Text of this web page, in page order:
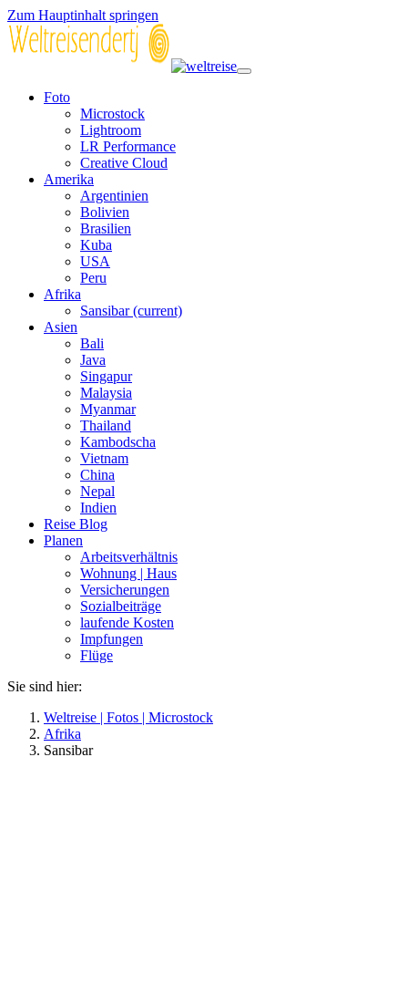
Zum Hauptinhalt springen
Foto
Microstock
Lightroom
LR Performance
Creative Cloud
Amerika
Argentinien
Bolivien
Brasilien
Kuba
USA
Peru
Afrika
Sansibar(current)
Asien
Bali
Java
Singapur
Malaysia
Myanmar
Thailand
Kambodscha
Vietnam
China
Nepal
Indien
Reise Blog
Planen
Arbeitsverhältnis
Wohnung | Haus
Versicherungen
Sozialbeiträge
laufende Kosten
Impfungen
Flüge
Sie sind hier:
Weltreise | Fotos | Microstock
Afrika
Sansibar